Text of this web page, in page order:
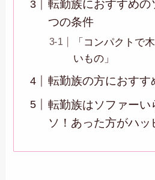
転勤族におすすめの
つの条件
「コンパクトで
いもの」
転勤族の方におすす
転勤族はソファーい
ソ！あった方がハッ